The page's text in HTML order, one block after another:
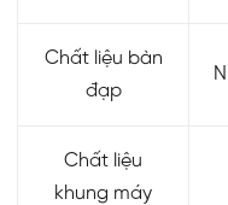
Chất liệu bàn
đạp
Chất liệu
khung máy